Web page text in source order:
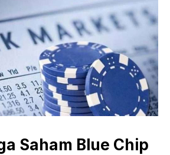
Saham Blue Chip